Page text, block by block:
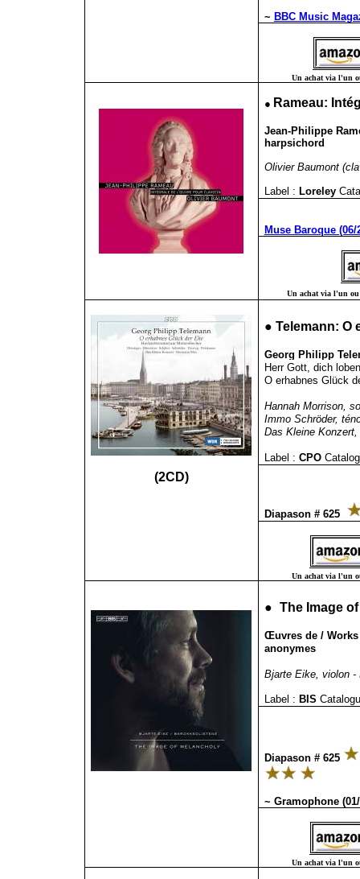
~ BBC Music
Un achat via l'un
● Rameau:
Jean-Philippe
harpsichord
Olivier Baumont
Label : Loreley
Muse Baroque (06/
Un achat via l'un ou
(2CD)
● Telemann: O
Georg Philipp
Herr Gott, dich
O erhabnes Glück
Hannah Morrison,
Immo Schröder,
Das Kleine
Label : CPO
Diapason # 625
Un achat via l'un
● The Image
Œuvres de /
anonymes
Bjarte Eike, violon -
Label : BIS
Diapason # 625
~ Gramophone
Un achat via l'un